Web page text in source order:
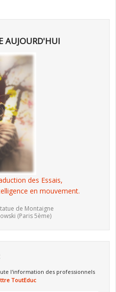
AUJOURD'HUI
des Essais,
en mouvement.
de Montaigne
(Paris 5ème)
l'information des professionnels
ToutEduc